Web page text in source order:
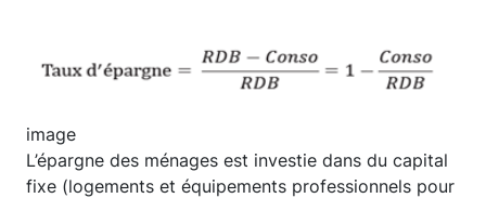
image
L’épargne des ménages est investie dans du capital
fixe (logements et équipements professionnels pour